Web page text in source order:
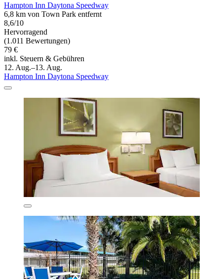
Hampton Inn Daytona Speedway
6,8 km von Town Park entfernt
8,6/10
Hervorragend
(1.011 Bewertungen)
79 €
inkl. Steuern & Gebühren
12. Aug.–13. Aug.
Hampton Inn Daytona Speedway